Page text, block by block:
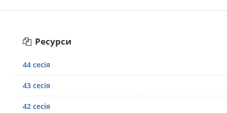
Ресурси
44 сесія
43 сесія
42 сесія